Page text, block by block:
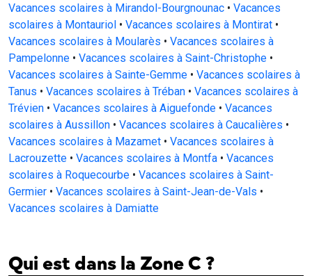
Vacances scolaires à Mirandol-Bourgnounac • Vacances
scolaires à Montauriol • Vacances scolaires à Montirat •
Vacances scolaires à Moularès • Vacances scolaires à
Pampelonne • Vacances scolaires à Saint-Christophe •
Vacances scolaires à Sainte-Gemme • Vacances scolaires à
Tanus • Vacances scolaires à Tréban • Vacances scolaires à
Trévien • Vacances scolaires à Aiguefonde • Vacances
scolaires à Aussillon • Vacances scolaires à Caucalières •
Vacances scolaires à Mazamet • Vacances scolaires à
Lacrouzette • Vacances scolaires à Montfa • Vacances
scolaires à Roquecourbe • Vacances scolaires à Saint-
Germier • Vacances scolaires à Saint-Jean-de-Vals •
Vacances scolaires à Damiatte
Qui est dans la Zone C ?